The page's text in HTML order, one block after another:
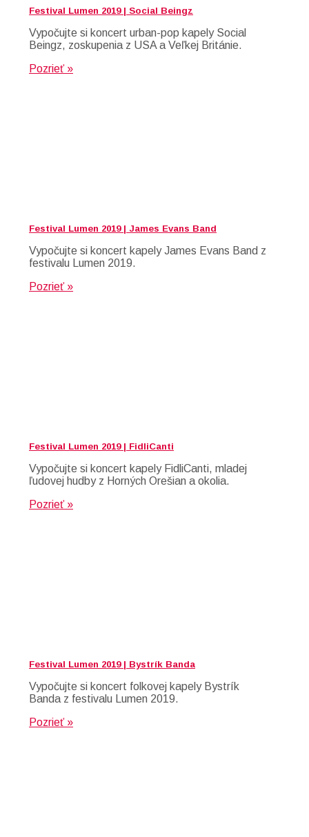
Festival Lumen 2019 | Social Beingz
Vypočujte si koncert urban-pop kapely Social
Beingz, zoskupenia z USA a Veľkej Británie.
Pozrieť »
Festival Lumen 2019 | James Evans Band
Vypočujte si koncert kapely James Evans Band z
festivalu Lumen 2019.
Pozrieť »
Festival Lumen 2019 | FidliCanti
Vypočujte si koncert kapely FidliCanti, mladej
ľudovej hudby z Horných Orešian a okolia.
Pozrieť »
Festival Lumen 2019 | Bystrík Banda
Vypočujte si koncert folkovej kapely Bystrík
Banda z festivalu Lumen 2019.
Pozrieť »